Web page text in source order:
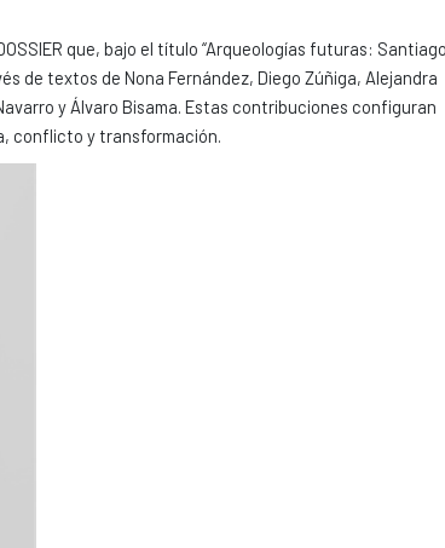
que, bajo el título “Arqueologías futuras: Santiago
de textos de Nona Fernández, Diego Zúñiga, Alejandra
y Álvaro Bisama. Estas contribuciones configuran
conflicto y transformación.